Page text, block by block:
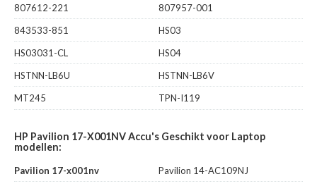
807612-221
807957-001
843533-851
HS03
HS03031-CL
HS04
HSTNN-LB6U
HSTNN-LB6V
MT245
TPN-I119
HP Pavilion 17-X001NV Accu's Geschikt voor Laptop
modellen:
Pavilion 17-x001nv
Pavilion 14-AC109NJ